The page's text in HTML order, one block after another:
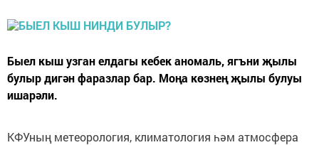
Быел кыш узган елдагы кебек аномаль, ягъни җылы
булыр дигән фаразлар бар. Моңа көзнең җылы булуы
ишарәли.
КФУның метеорология, климатология һәм атмосфера